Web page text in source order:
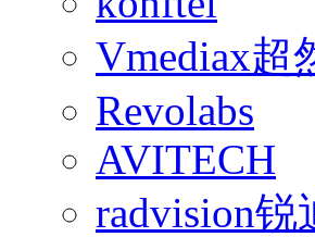
Vmediax超
Revolabs
AVITECH
radvision锐